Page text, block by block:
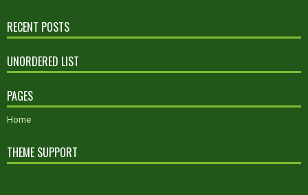
RECENT POSTS
UNORDERED LIST
PAGES
Home
THEME SUPPORT